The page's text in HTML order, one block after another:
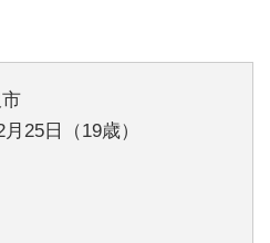
25日（19歳）